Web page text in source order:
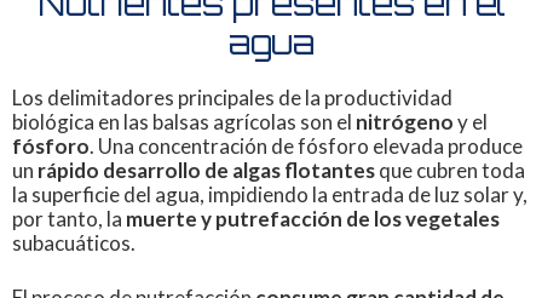
agua
Los delimitadores principales de la productividad
biológica en las balsas agrícolas son el nitrógenoy el
fósforo. Una concentración de fósforo elevada produce
un rápido desarrollo de algas flotantesque cubren toda
la superficie del agua, impidiendo la entrada de luz solar y,
por tanto, la muerte y putrefacción de los vegetales
subacuáticos.